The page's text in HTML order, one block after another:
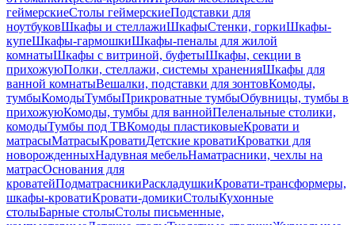
геймерскиеСтолы геймерскиеПодставки для
ноутбуковШкафы и стеллажиШкафыСтенки, горкиШкафы-
купеШкафы-гармошкиШкафы-пеналы для жилой
комнатыШкафы с витриной, буфетыШкафы, секции в
прихожуюПолки, стеллажи, системы храненияШкафы для
ванной комнатыВешалки, подставки для зонтовКомоды,
тумбыКомодыТумбыПрикроватные тумбыОбувницы, тумбы в
прихожуюКомоды, тумбы для ваннойПеленальные столики,
комодыТумбы под ТВКомоды пластиковыеКровати и
матрасыМатрасыКроватиДетские кроватиКроватки для
новорожденныхНадувная мебельНаматрасники, чехлы на
матрасОснования для
кроватейПодматрасникиРаскладушкиКровати-трансформеры,
шкафы-кроватиКровати-домикиСтолыКухонные
столыБарные столыСтолы письменные,